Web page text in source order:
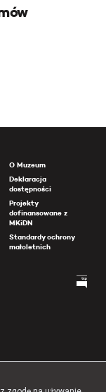
O Muzeum
Deklaracja
dostępności
Projekty
dofinansowane z
MKiDN
Standardy ochrony
małoletnich